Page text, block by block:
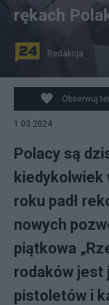
fot. Pixabay
rękach
Redakcja
Obserwuj
1.03.2024
Polacy są
kiedykolwiek
roku padł
nowych
piątkowa
rodaków jest
pistoletów i